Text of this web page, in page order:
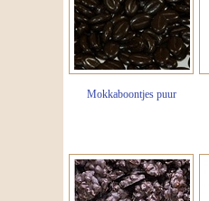
Mokkaboontjes puur